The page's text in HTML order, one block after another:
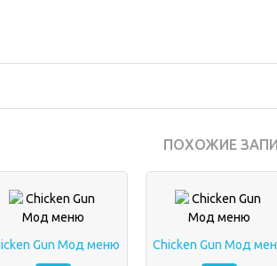
ПОХОЖИЕ
Gun Мод меню Chicken Gun Мод